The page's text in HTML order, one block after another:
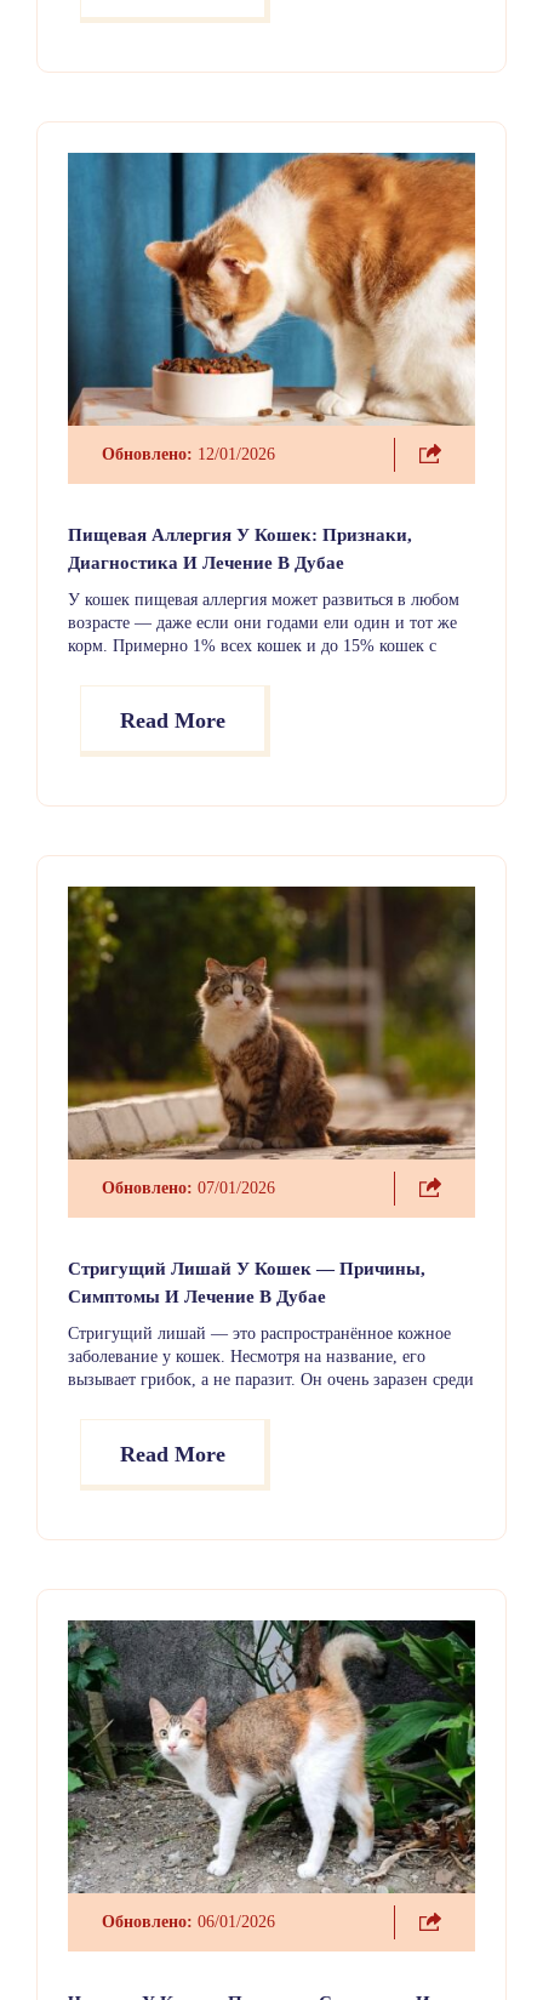
Обновлено: 12/01/2026
Пищевая Аллергия У Кошек: Признаки,
Диагностика И Лечение В Дубае
У кошек пищевая аллергия может развиться в любом
возрасте — даже если они годами ели один и тот же
корм. Примерно 1% всех кошек и до 15% кошек с
распространённые признаки — зуд кожи, ушные
инфекции, рвота и диарея.
Read More
Обновлено: 07/01/2026
Стригущий Лишай У Кошек — Причины,
Симптомы И Лечение В Дубае
Стригущий лишай — это распространённое кожное
заболевание у кошек. Несмотря на название, его
вызывает грибок, а не паразит. Он очень заразен среди
животным и людям. Заболевание обычно проявляется
в виде участков облысения и шелушащейся кожи,
другие распространённые кожные проблемы.
Read More
Обновлено: 06/01/2026